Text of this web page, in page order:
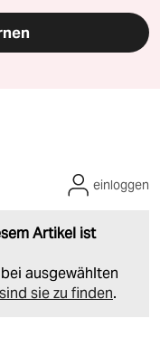
Artikel ist
ausgewählten
sie zu finden.
einloggen